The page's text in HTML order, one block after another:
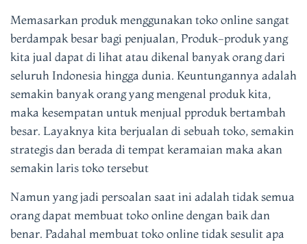
Memasarkan produk menggunakan toko online sangat
berdampak besar bagi penjualan, Produk-produk yang
kita jual dapat di lihat atau dikenal banyak orang dari
seluruh Indonesia hingga dunia. Keuntungannya adalah
semakin banyak orang yang mengenal produk kita,
maka kesempatan untuk menjual pproduk bertambah
besar. Layaknya kita berjualan di sebuah toko, semakin
strategis dan berada di tempat keramaian maka akan
semakin laris toko tersebut
Namun yang jadi persoalan saat ini adalah tidak semua
orang dapat membuat toko online dengan baik dan
benar. Padahal membuat toko online tidak sesulit apa